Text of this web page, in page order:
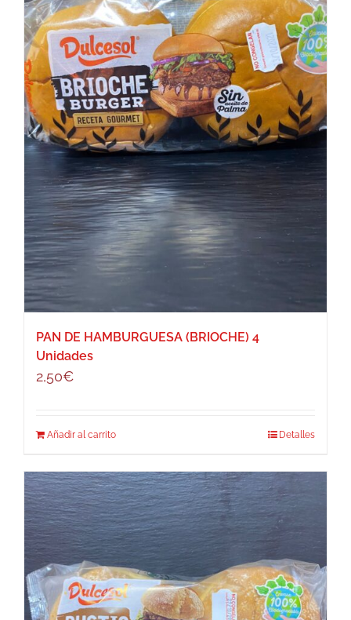
PAN DE HAMBURGUESA (BRIOCHE) 4
Unidades
2,50€
Añadir al carrito Detalles